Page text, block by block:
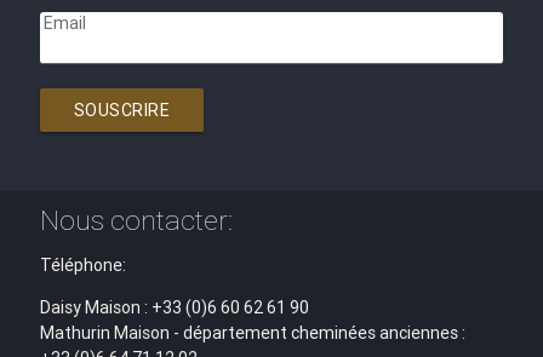
Email
SOUSCRIRE
Nous contacter:
Téléphone:
Daisy Maison : +33 (0)6 60 62 61 90
Mathurin Maison - département cheminées anciennes :